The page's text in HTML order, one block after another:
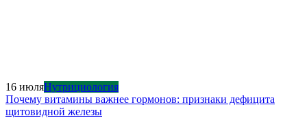
16 июляНутрициология
Почему витамины важнее гормонов: признаки дефицита
щитовидной железы